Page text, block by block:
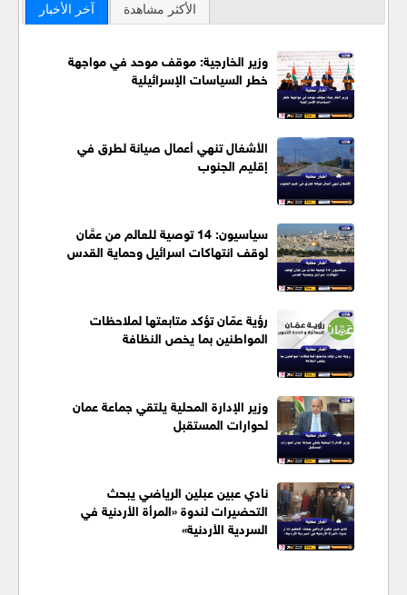
آخر الأخبار الأكثر مشاهدة
وزير الخارجية: موقف موحد في مواجهة
خطر السياسات الإسرائيلية
الأشغال تنهي أعمال صيانة لطرق في
إقليم الجنوب
سياسيون: 14 توصية للعالم من عمَّان
لوقف انتهاكات اسرائيل وحماية القدس
رؤية عمّان تؤكد متابعتها لملاحظات
المواطنين بما يخص النظافة
وزير الإدارة المحلية يلتقي جماعة عمان
لحوارات المستقبل
نادي عبين عبلين الرياضي يبحث
التحضيرات لندوة «المرأة الأردنية في
السردية الأردنية»